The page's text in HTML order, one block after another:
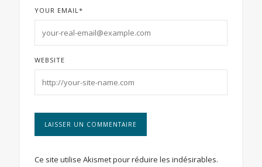
YOUR EMAIL*
WEBSITE
Ce site utilise Akismet pour réduire les indésirables.